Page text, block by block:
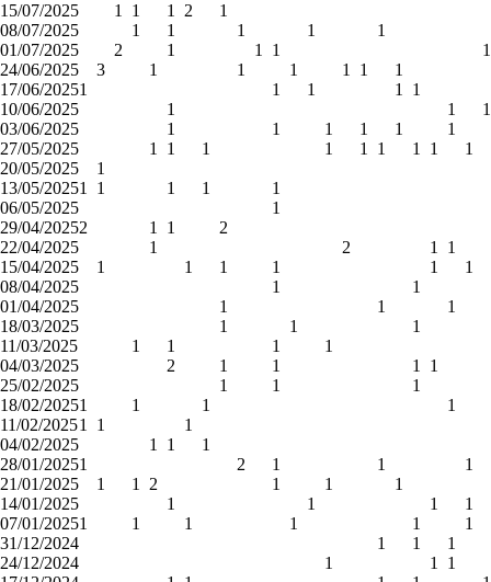
15/07/2025
1 1 1 2
1
08/07/2025
1 1 1 1
1
01/07/2025
2 1 1 1
1
24/06/2025
3 1 1 1 1 1
1
17/06/20251 1 1 1
1
10/06/2025
1 1
1
03/06/2025
1 1 1 1 1
1
27/05/2025
1 1 1 1 1 1 1 1
1
20/05/2025
1
13/05/20251 1 1 1
1
06/05/2025
1
29/04/20252 1 1
2
22/04/2025
1 2 1
1
15/04/2025
1 1 1 1 1
1
08/04/2025
1
1
01/04/2025
1 1
1
18/03/2025
1 1
1
11/03/2025
1 1 1
1
04/03/2025
2 1 1 1
1
25/02/2025
1 1
1
18/02/20251 1 1
1
11/02/20251 1
1
04/02/2025
1 1
1
28/01/20251 2 1 1
1
21/01/2025
1 1 2 1 1
1
14/01/2025
1 1 1
1
07/01/20251 1 1 1 1
1
31/12/2024
1 1
1
24/12/2024
1 1
1